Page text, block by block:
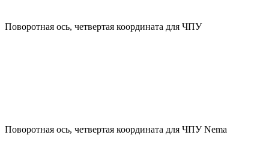
Поворотная ось, четвертая координата для ЧПУ
Поворотная ось, четвертая координата для ЧПУ Nema